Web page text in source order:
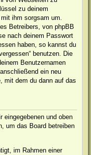
zu deinem
ihm sorgsam um.
Betreibers, von phpBB
nach deinem Passwort
haben, so kannst du
benutzen. Die
Benutzernamen
ein neu
mit dem du dann auf das
eingegebenen und oben
um das Board betreiben
im Rahmen einer